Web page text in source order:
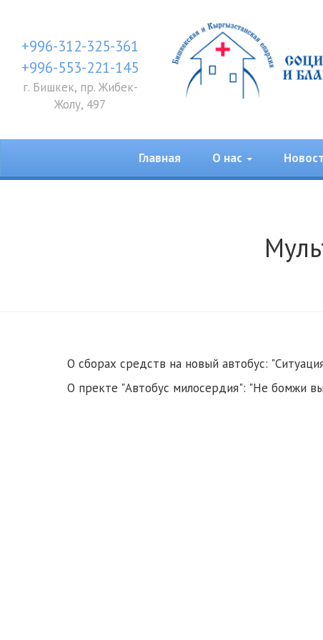
+996-312-325-361
+996-553-221-145
г. Бишкек, пр. Жибек-
Жолу, 497
Главная О нас
О сборах средств на новый автобус:
О пректе "Автобус милосердия": "Не